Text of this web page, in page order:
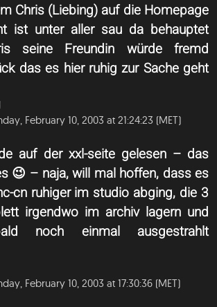
Chris (Liebing) auf die Homepage
ist unter aller sau da behauptet
seine Freundin würde fremd
das es hier ruhig zur Sache geht
February 10, 2003 at 21:24:23 (MET)
auf der xxl-seite gelesen – das
😉 – naja, will mal hoffen, dass es
cn ruhiger im studio abging, die 3
irgendwo im archiv lagern und
noch einmal ausgestrahlt
February 10, 2003 at 17:30:36 (MET)